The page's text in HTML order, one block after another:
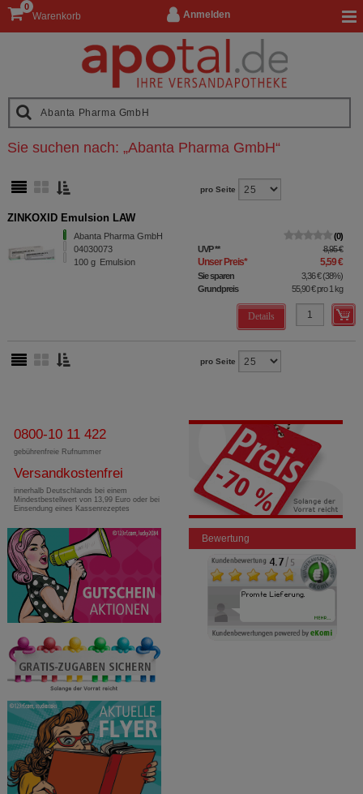
Anmelden
Warenkorb
0
Sie suchen nach: „Abanta Pharma GmbH“
pro Seite
ZINKOXID Emulsion LAW
Abanta Pharma GmbH
04030073
100 g Emulsion
0
UVP** 8,95 €
Unser Preis* 5,59 €
Sie sparen 3,36 €(38%)
Grundpreis
55,90 €pro 1 kg
Details
pro Seite
0800-10 11 422
gebührenfreie Rufnummer
Versandkostenfrei
innerhalb Deutschlands bei einem
Mindestbestellwert von 13,99 Euro oder bei
Einsendung eines Kassenrezeptes
Bewertung